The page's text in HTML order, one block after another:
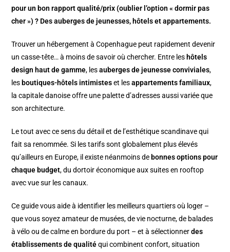
pour un bon rapport qualité/prix (oublier l’option « dormir pas
cher ») ? Des auberges de jeunesses, hôtels et appartements.
Trouver un hébergement à Copenhague peut rapidement devenir
un casse-tête… à moins de savoir où chercher. Entre les hôtels
design haut de gamme, lesauberges de jeunesse conviviales,
les boutiques-hôtels intimisteset lesappartements familiaux,
la capitale danoise offre une palette d’adresses aussi variée que
son architecture.
Le tout avec ce sens du détail et de l’esthétique scandinave qui
fait sa renommée. Si les tarifs sont globalement plus élevés
qu’ailleurs en Europe, il existe néanmoins de bonnes options pour
chaque budget, du dortoir économique aux suites en rooftop
avec vue sur les canaux.
Ce guide vous aide à identifier les meilleurs quartiers où loger –
que vous soyez amateur de musées, de vie nocturne, de balades
à vélo ou de calme en bordure du port – et à sélectionnerdes
établissements de qualitéqui combinent confort, situation